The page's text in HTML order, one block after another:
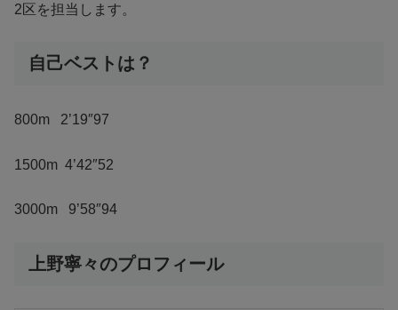
2区を担当します。
自己ベストは？
800m 2’19″97
1500m 4’42″52
3000m 9’58″94
上野寧々のプロフィール